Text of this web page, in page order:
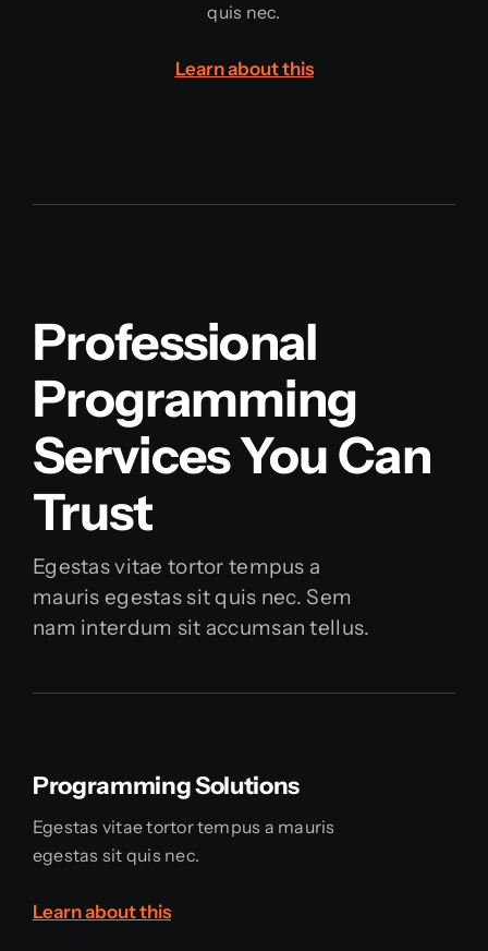
quis nec.
Learn about this
Professional
Programming
Services You Can
Trust
Egestas vitae tortor tempus a
mauris egestas sit quis nec. Sem
nam interdum sit accumsan tellus.
Programming Solutions
Egestas vitae tortor tempus a mauris
egestas sit quis nec.
Learn about this